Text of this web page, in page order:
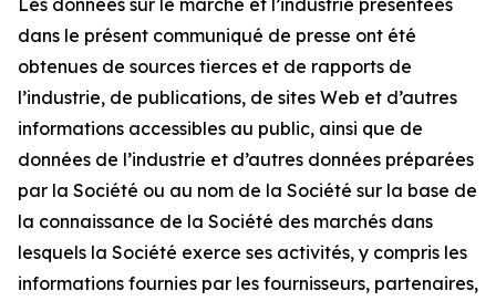
dans le présent communiqué de presse ont été
obtenues de sources tierces et de rapports de
l’industrie, de publications, de sites Web et d’autres
informations accessibles au public, ainsi que de
données de l’industrie et d’autres données préparées
par la Société ou au nom de la Société sur la base de
la connaissance de la Société des marchés dans
lesquels la Société exerce ses activités, y compris les
informations fournies par les fournisseurs, partenaires,